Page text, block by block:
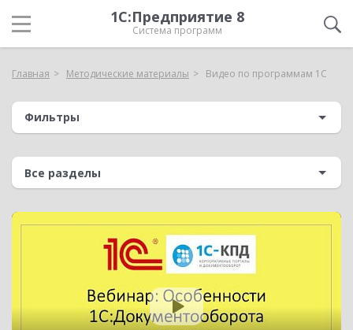
1С:Предприятие 8
Система программ
Главная Методические материалы Видео по программам 1С
Фильтры